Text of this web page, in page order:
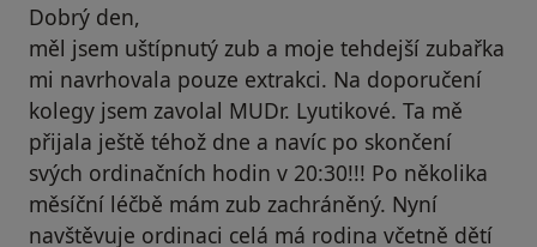
Dobrý den,
měl jsem uštípnutý zub a moje tehdejší zubařka
mi navrhovala pouze extrakci. Na doporučení
kolegy jsem zavolal MUDr. Lyutikové. Ta mě
přijala ještě téhož dne a navíc po skončení
svých ordinačních hodin v 20:30!!! Po několika
měsíční léčbě mám zub zachráněný. Nyní
navštěvuje ordinaci celá má rodina včetně dětí